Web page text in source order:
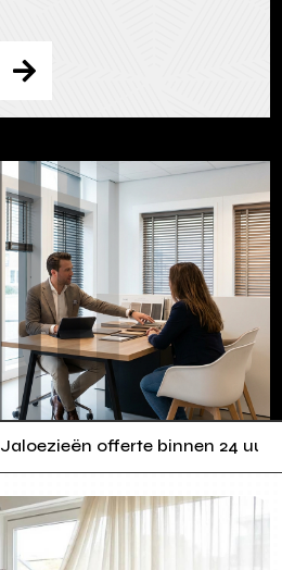

Jaloezieën offerte binnen 24 uur